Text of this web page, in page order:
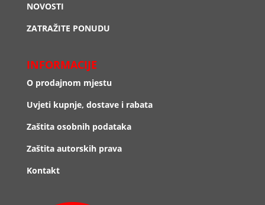
NOVOSTI
ZATRAŽITE PONUDU
INFORMACIJE
O prodajnom mjestu
Uvjeti kupnje, dostave i rabata
Zaštita osobnih podataka
Zaštita autorskih prava
Kontakt